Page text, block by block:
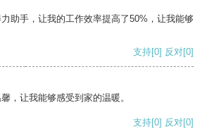
助手，让我的工作效率提高了50%，让我能够
支持[0] 反对[0]
，让我能够感受到家的温暖。
支持[0] 反对[0]